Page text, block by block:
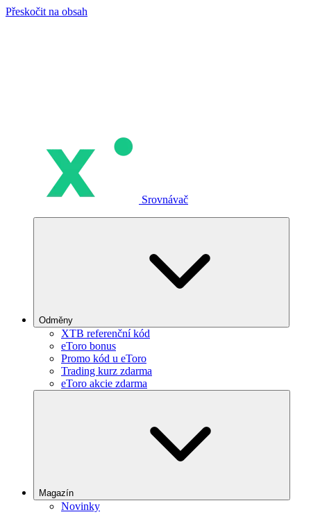
Přeskočit na obsah
Srovnávač
Odměny
XTB referenční kód
eToro bonus
Promo kód u eToro
Trading kurz zdarma
eToro akcie zdarma
Magazín
Novinky